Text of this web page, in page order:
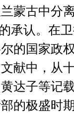
蒙古中分
承认。在
的国家政
献中，从
达子等记
的极盛时